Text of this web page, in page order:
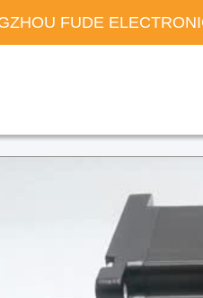
FUDE